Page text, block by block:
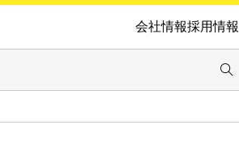
会社情報採用情報